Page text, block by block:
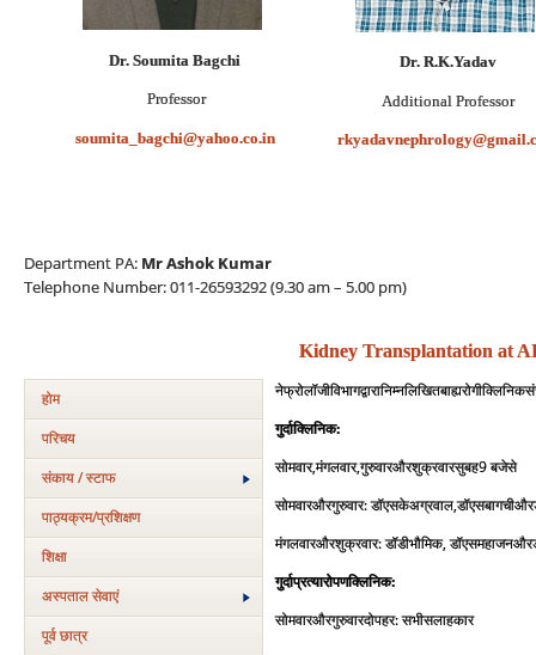
Dr. Soumita Bagchi
Professor
soumita_bagchi@yahoo.co.in
Dr. R.K.Yadav
Additional Professor
Department PA: Mr Ashok Kumar
Telephone Number: 011-26593292 (9.30 am – 5.00 pm)
Kidney Transplantation at
होम
परिचय
संकाय / स्टाफ
पाठ्यक्रम/प्रशिक्षण
शिक्षा
अस्‍पताल सेवाएं
पूर्व छात्र
नेफ्रोलॉजीविभागद्वारानिम्नलिखितबाह्यरोगीक्लनिक
गुर्दाक्लिनिक:
सोमवार,मंगलवार,गुरुवारऔरशुक्रवारसुबह9बजेसे
सोमवारऔरगुरुवार:डॉएसकेअग्रवाल,डॉएसबागचीऔर
मंगलवारऔरशुक्रवार:डॉडीभौमिक,डॉएसमहाजनऔर
गुर्दाप्रत्‍यारोपणक्लिनिक:
सोमवारऔरगुरुवारदोपहर:सभीसलाहकार